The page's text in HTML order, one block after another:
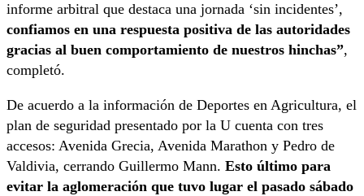
informe arbitral que destaca una jornada ‘sin incidentes’,
confiamos en una respuesta positiva de las autoridades
gracias al buen comportamiento de nuestros hinchas”,
completó.
De acuerdo a la información de Deportes en Agricultura, el
plan de seguridad presentado por la U cuenta con tres
accesos: Avenida Grecia, Avenida Marathon y Pedro de
Valdivia, cerrando Guillermo Mann. Esto último para
evitar la aglomeración que tuvo lugar el pasado sábado